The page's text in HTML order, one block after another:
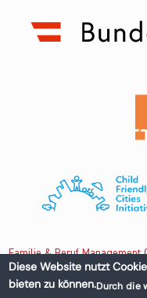
Familie & Beruf Management
Untere Donaustraße 13-15/3
Diese Website nutzt
bieten zu können.Durch die